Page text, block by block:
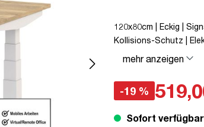
120x80cm | Eckig |
Kollisions-Schutz |
Verriegelungsfunktion
unmontiert | TÜV©
Pitino
mehr anzeigen
-19 %
Sofort verfügbar